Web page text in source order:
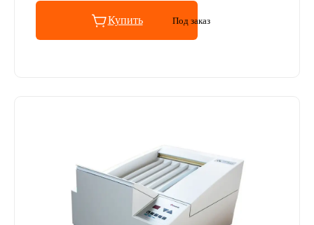
Купить Под заказ